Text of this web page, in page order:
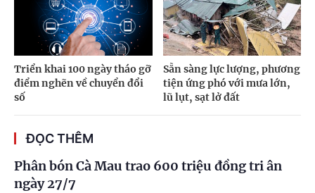
Triển khai 100 ngày tháo gỡ
điểm nghẽn về chuyển đổi
số
Sẵn sàng lực lượng, phương
tiện ứng phó với mưa lớn,
lũ lụt, sạt lở đất
ĐỌC THÊM
Phân bón Cà Mau trao 600 triệu đồng tri ân
ngày 27/7